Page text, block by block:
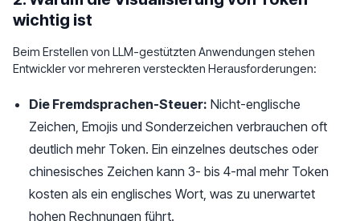
wichtig ist
Beim Erstellen von LLM-gestützten Anwendungen stehen
Entwickler vor mehreren versteckten Herausforderungen:
Die Fremdsprachen-Steuer: Nicht-englische
Zeichen, Emojis und Sonderzeichen verbrauchen oft
deutlich mehr Token. Ein einzelnes deutsches oder
chinesisches Zeichen kann 3- bis 4-mal mehr Token
kosten als ein englisches Wort, was zu unerwartet
hohen Rechnungen führt.